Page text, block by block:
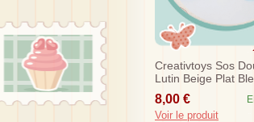
Creativtoys Sos
Lutin Beige Plat
8,00 €
Voir le produit